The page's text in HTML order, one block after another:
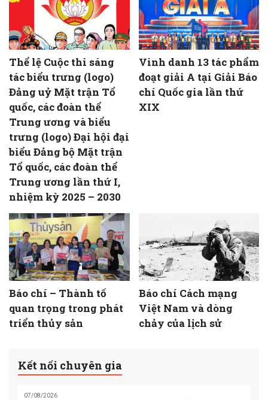
Thể lệ Cuộc thi sáng
tác biểu trưng (logo)
Đảng uỷ Mặt trận Tổ
quốc, các đoàn thể
Trung ương và biểu
trưng (logo) Đại hội đại
biểu Đảng bộ Mặt trận
Tổ quốc, các đoàn thể
Trung ương lần thứ I,
nhiệm kỳ 2025 – 2030
Vinh danh 13 tác phẩm
đoạt giải A tại Giải Báo
chí Quốc gia lần thứ
XIX
Báo chí – Thành tố
quan trọng trong phát
triển thủy sản
Báo chí Cách mạng
Việt Nam và dòng
chảy của lịch sử
Kết nối chuyên gia
07/08/2026